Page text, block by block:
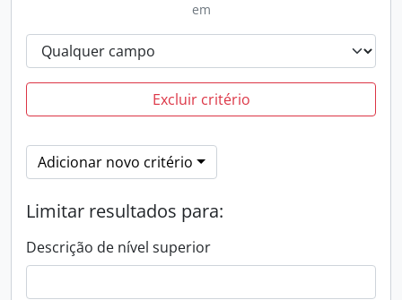
em
Excluir critério
Adicionar novo critério
Limitar resultados para:
Descrição de nível superior